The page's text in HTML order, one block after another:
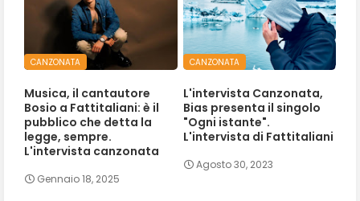
CANZONATA
Musica, il cantautore
Bosio a Fattitaliani: è il
pubblico che detta la
legge, sempre.
L'intervista canzonata
Gennaio 18, 2025
CANZONATA
L'intervista Canzonata,
Bias presenta il singolo
"Ogni istante".
L'intervista di Fattitaliani
Agosto 30, 2023